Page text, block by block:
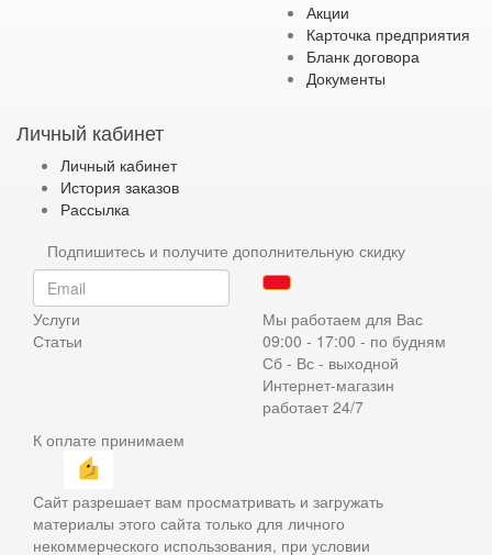
Акции
Карточка предприятия
Бланк договора
Документы
Личный кабинет
Личный кабинет
История заказов
Рассылка
Подпишитесь и получите дополнительную скидку
Услуги
Статьи
Мы работаем для Вас
09:00 - 17:00 - по будням
Сб - Вс - выходной
Интернет-магазин
работает 24/7
К оплате принимаем
Сайт разрешает вам просматривать и загружать
материалы этого сайта только для личного
некоммерческого использования, при условии